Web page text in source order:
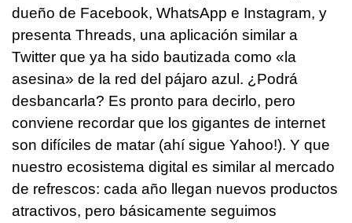
dueño de Facebook, WhatsApp e Instagram, y
presenta Threads, una aplicación similar a
Twitter que ya ha sido bautizada como «la
asesina» de la red del pájaro azul. ¿Podrá
desbancarla? Es pronto para decirlo, pero
conviene recordar que los gigantes de internet
son difíciles de matar (ahí sigue Yahoo!). Y que
nuestro ecosistema digital es similar al mercado
de refrescos: cada año llegan nuevos productos
atractivos, pero básicamente seguimos